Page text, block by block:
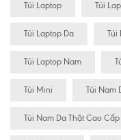
Túi Laptop Túi
Túi Laptop Da Túi
Túi Laptop Nam
Túi Mini Túi Nam
Túi Nam Da Thật Cao Cấp